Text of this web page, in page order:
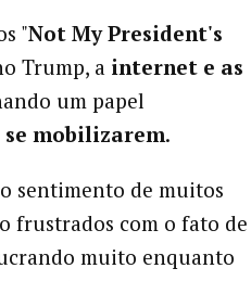
"Not My President's
Trump, a internet e as
um papel
se mobilizarem.
sentimento de muitos
frustrados com o fato de
muito enquanto